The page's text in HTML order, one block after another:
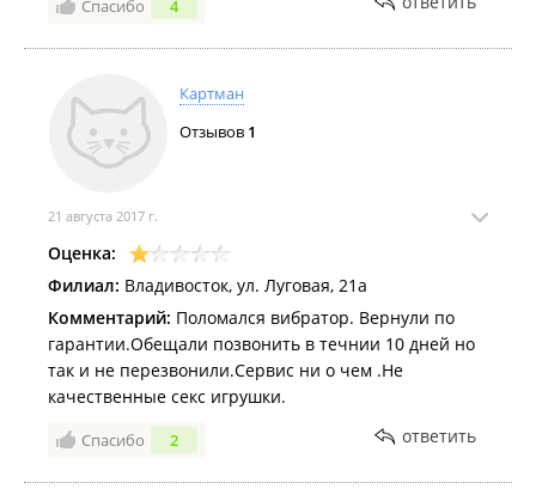
Спасибо 4
Картман
Отзывов 1
21 августа 2017 г.
Оценка:
Филиал: Владивосток, ул. Луговая, 21а
Комментарий: Поломался вибратор. Вернули по
гарантии.Обещали позвонить в течнии 10 дней но
так и не перезвонили.Сервис ни о чем .Не
качественные секс игрушки.
Спасибо 2 ответить